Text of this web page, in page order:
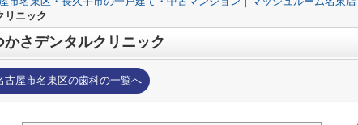
リニック
かさデンタルクリニック
古屋市名東区の歯科の一覧へ